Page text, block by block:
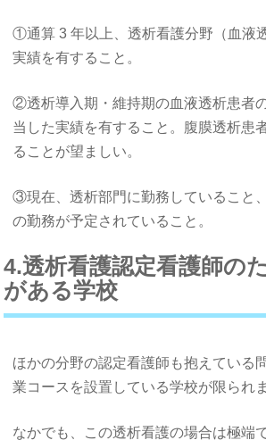
①通算 3 年以上、透析看護分野（血液
実績を有すること。
②透析導入期・維持期の血液透析患者
当した実績を有すること。腹膜透析患
ることが望ましい。
③現在、透析部門に勤務していること
の勤務が予定されていること。
4.透析看護認定看護師の
がある学校
ほかの分野の認定看護師も抱えている
業コースを設置している学校が限られま
なかでも、この透析看護の場合は極端